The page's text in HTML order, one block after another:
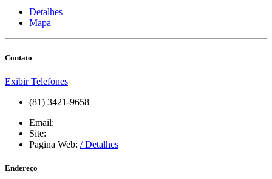
Detalhes
Mapa
Contato
Exibir Telefones
(81) 3421-9658
Email:
Site:
Pagina Web: / Detalhes
Endereço